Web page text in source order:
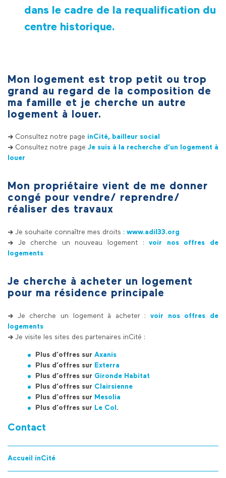
dans le cadre de la requalification du
centre historique.
Mon logement est trop petit ou trop
grand au regard de la composition de
ma famille et je cherche un autre
logement à louer.
-> Consultez notre page inCité, bailleur social
-> Consultez notre page Je suis à la recherche d’un logement à
louer
Mon propriétaire vient de me donner
congé pour vendre/ reprendre/
réaliser des travaux
-> Je souhaite connaître mes droits : www.adil33.org
-> Je cherche un nouveau logement :voir nos offres de
logements
Je cherche à acheter un logement
pour ma résidence principale
-> Je cherche un logement à acheter :voir nos offres de
logements
-> Je visite les sites des partenaires inCité :
Plus d’offres sur Axanis
Plus d’offres sur Exterra
Plus d’offres sur Gironde Habitat
Plus d’offres sur Clairsienne
Plus d’offres sur Mesolia
Plus d’offres sur Le Col .
Contact
Accueil inCité